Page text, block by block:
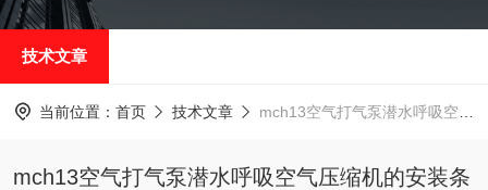
技术文章
当前位置： 首页 技术文章 mch13空气打气泵潜水呼吸空气压缩机的安装条件
mch13空气打气泵潜水呼吸空气压缩机的安装条